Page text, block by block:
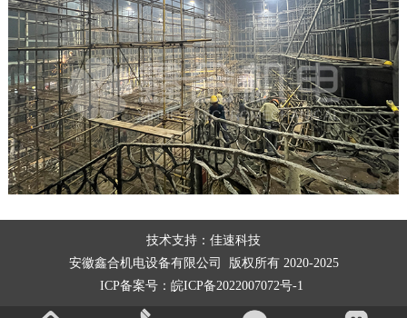
技术支持： 佳速科技
安徽鑫合机电设备有限公司
版权所有 2020-2025
ICP备案号：皖ICP备2022007072号-1